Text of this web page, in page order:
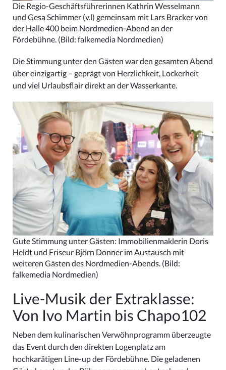
Die Regio-Geschäftsführerinnen Kathrin Wesselmann
und Gesa Schimmer (v.l) gemeinsam mit Lars Bracker von
der Halle 400 beim Nordmedien-Abend an der
Fördebühne. (Bild: falkemedia Nordmedien)
Die Stimmung unter den Gästen war den gesamten Abend
über einzigartig – geprägt von Herzlichkeit, Lockerheit
und viel Urlaubsflair direkt an der Wasserkante.
Gute Stimmung unter Gästen: Immobilienmaklerin Doris
Heldt und Friseur Björn Donner im Austausch mit
weiteren Gästen des Nordmedien-Abends. (Bild:
falkemedia Nordmedien)
Live-Musik der Extraklasse:
Von Ivo Martin bis Chapo102
Neben dem kulinarischen Verwöhnprogramm überzeugte
das Event durch den direkten Logenplatz am
hochkarätigen Line-up der Fördebühne. Die geladenen